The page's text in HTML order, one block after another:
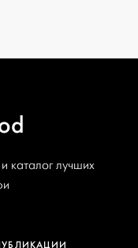
каталог лучших